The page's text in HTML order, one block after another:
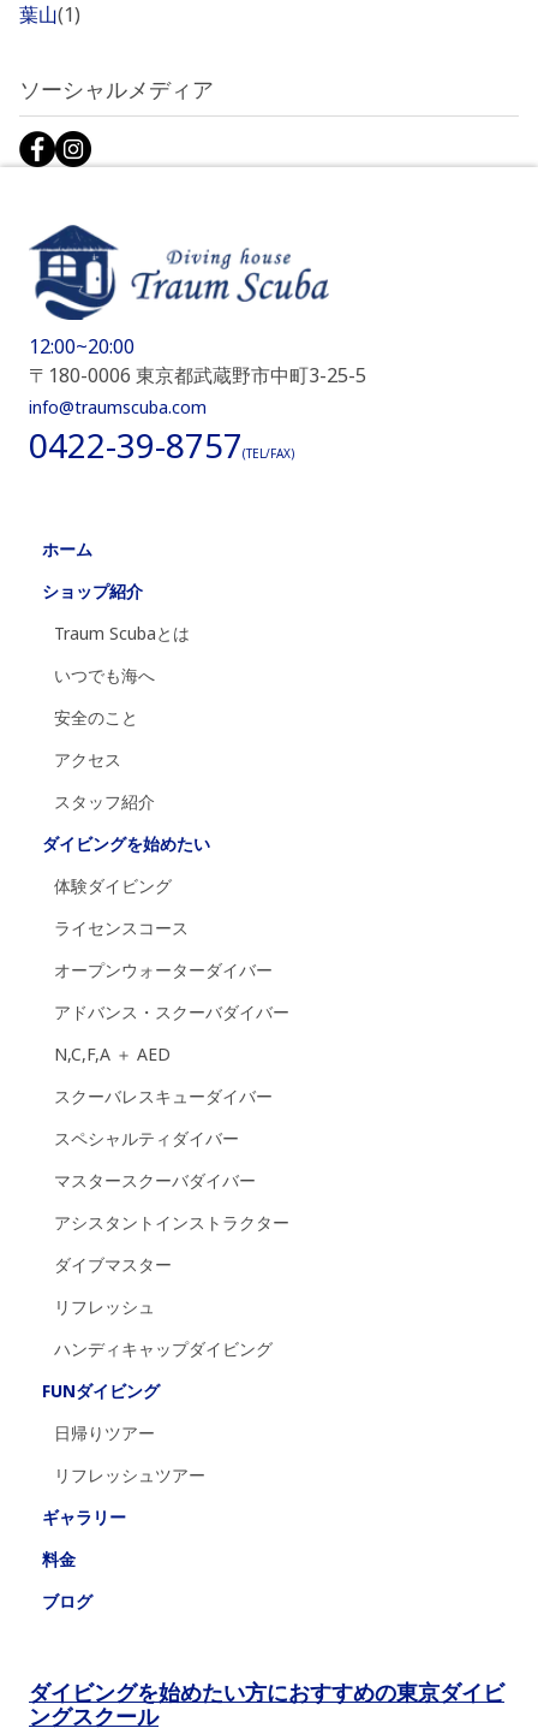
葉山(1)
ソーシャルメディア
12:00~20:00
〒180-0006 東京都武蔵野市中町3-25-5
info@traumscuba.com
0422-39-8757(TEL/FAX)
ホーム
ショップ紹介
Traum Scubaとは
いつでも海へ
安全のこと
アクセス
スタッフ紹介
ダイビングを始めたい
体験ダイビング
ライセンスコース
オープンウォーターダイバー
アドバンス・スクーバダイバー
N,C,F,A ＋ AED
スクーバレスキューダイバー
スペシャルティダイバー
マスタースクーバダイバー
アシスタントインストラクター
ダイブマスター
リフレッシュ
ハンディキャップダイビング
FUNダイビング
日帰りツアー
リフレッシュツアー
ギャラリー
料金
ブログ
ダイビングを始めたい方におすすめの東京ダイビ
ングスクール